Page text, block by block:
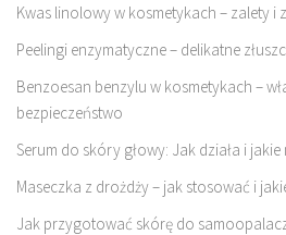
Kwas linolowy w kosmetykach – zalety i
Peelingi enzymatyczne – delikatne
Benzoesan benzylu w kosmetykach –
bezpieczeństwo
Serum do skóry głowy: Jak działa i
Maseczka z drożdży – jak stosować i
Jak przygotować skórę do